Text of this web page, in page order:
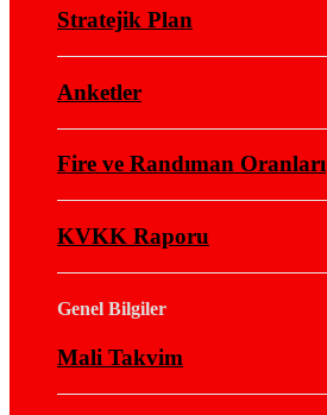
Stratejik Plan
Anketler
Fire ve Randıman Oranları
KVKK Raporu
Genel Bilgiler
Mali Takvim